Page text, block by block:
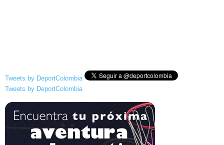
Tweets by DeportColombia
Tweets by DeportColombia